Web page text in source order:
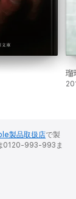
瑠
製品取扱店で製
0120-993-993ま